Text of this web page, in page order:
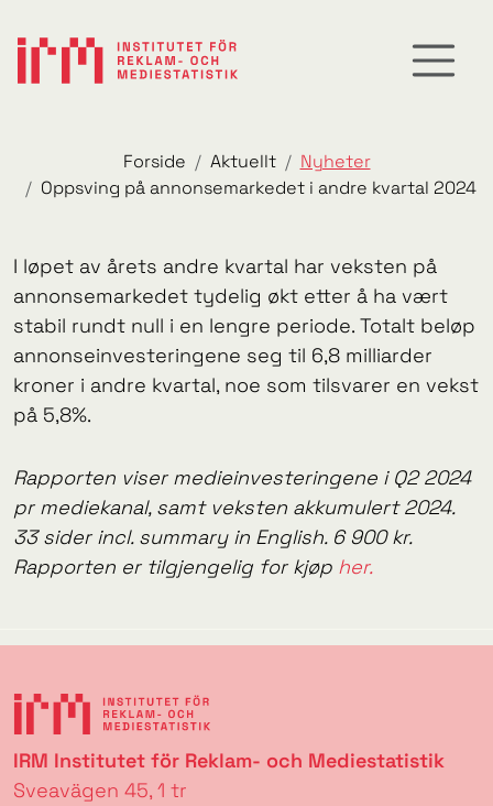
Forside Aktuellt
Nyheter
Oppsving på annonsemarkedet i andre kvartal 2024
I løpet av årets andre kvartal har veksten på
annonsemarkedet tydelig økt etter å ha vært
stabil rundt null i en lengre periode. Totalt beløp
annonseinvesteringene seg til 6,8 milliarder
kroner i andre kvartal, noe som tilsvarer en vekst
på 5,8%.
Rapporten viser medieinvesteringene i Q2 2024
pr mediekanal, samt veksten akkumulert 2024.
33 sider incl. summary in English. 6 900 kr.
Rapporten er tilgjengelig for kjøp her.
IRM Institutet för Reklam- och Mediestatistik
Sveavägen 45, 1 tr